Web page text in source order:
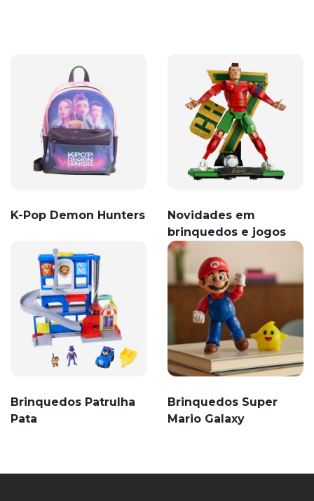
K-Pop Demon Hunters
Novidades em
brinquedos e jogos
Brinquedos Patrulha
Pata
Brinquedos Super
Mario Galaxy